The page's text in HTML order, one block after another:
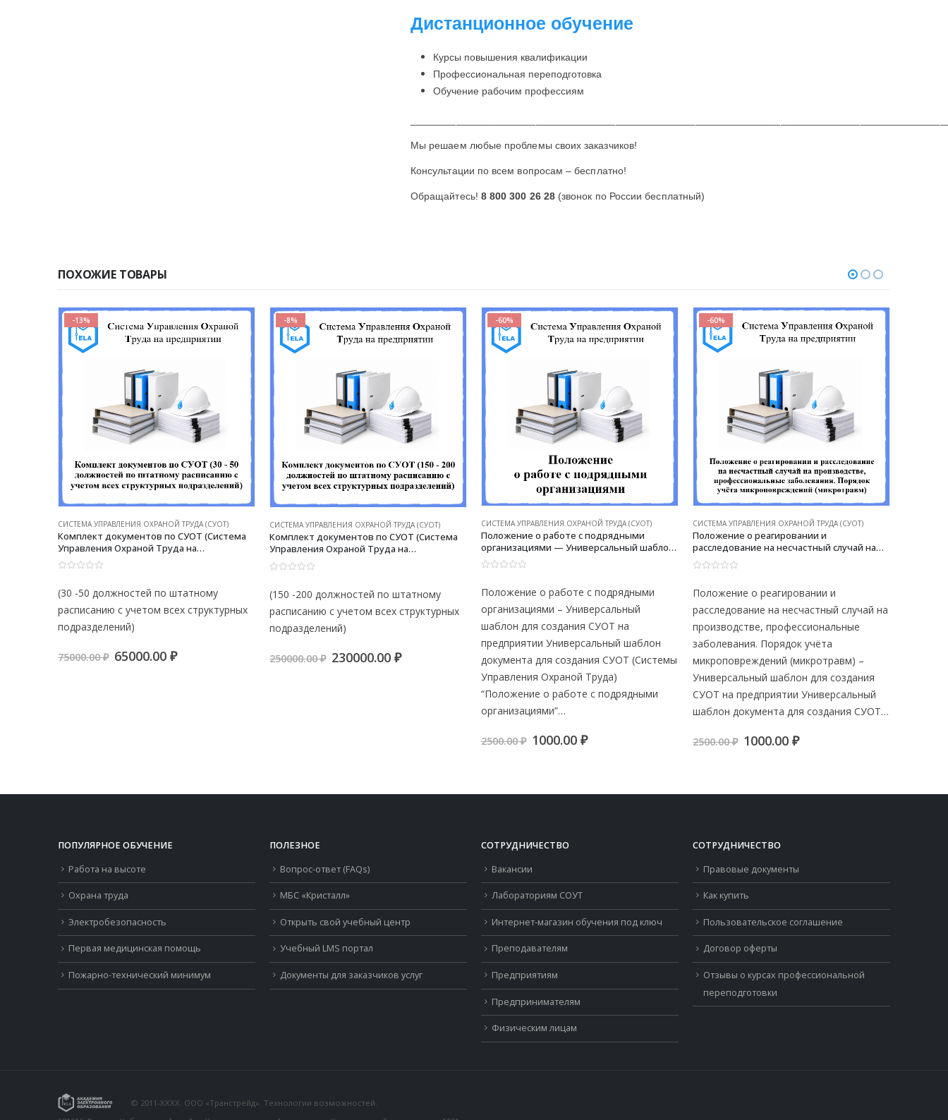
Дистанционное обучение
Курсы повышения квалификации
Профессиональная переподготовка
Обучение рабочим профессиям
Мы решаем любые проблемы своих заказчиков!
Консультации по всем вопросам – бесплатно!
Обращайтесь! 8 800 300 26 28(звонок по России бесплатный)
ПОХОЖИЕ ТОВАРЫ
-13%
СИСТЕМА УПРАВЛЕНИЯ ОХРАНОЙ ТРУДА (СУОТ)
Комплект документов по СУОТ (Система
Управления Охраной Труда на
предприятии) (30 — 50 должностей по
штатному расписанию с учетом всех
(30 -50 должностей по штатному
расписанию с учетом всех структурных
подразделений)
75000.00₽ Первоначальная
65000.00₽Текущая
-8%
СИСТЕМА УПРАВЛЕНИЯ ОХРАНОЙ ТРУДА (СУОТ)
Комплект документов по СУОТ (Система
Управления Охраной Труда на
предприятии) (150 — 200 должностей по
штатному расписанию с учетом всех
(150 -200 должностей по штатному
расписанию с учетом всех структурных
подразделений)
250000.00₽ Первоначальная
230000.00₽Текущая
-60%
СИСТЕМА УПРАВЛЕНИЯ ОХРАНОЙ ТРУДА (СУОТ)
Положение о работе с подрядными
организациями — Универсальный шаблон
для создания СУОТ на предприятии
Положение о работе с подрядными
организациями – Универсальный
шаблон для создания СУОТ на
предприятии Универсальный шаблон
документа для создания СУОТ (Системы
Управления Охраной Труда)
“Положение о работе с подрядными
организациями”…
2500.00₽ Первоначальная
1000.00₽Текущая
-60%
СИСТЕМА УПРАВЛЕНИЯ ОХРАНОЙ ТРУДА (СУОТ)
Положение о реагировании и
расследование на несчастный случай на
производстве, профессиональные
заболевания. Порядок учёта
Универсальный шаблон для создания
СУОТ на предприятии
Положение о реагировании и
расследование на несчастный случай на
производстве, профессиональные
заболевания. Порядок учёта
микроповреждений (микротравм) –
Универсальный шаблон для создания
СУОТ на предприятии Универсальный
шаблон документа для создания СУОТ…
2500.00₽ Первоначальная
1000.00₽Текущая
ПОПУЛЯРНОЕ ОБУЧЕНИЕ
Работа на высоте
Охрана труда
Электробезопасность
Первая медицинская помощь
Пожарно-технический минимум
ПОЛЕЗНОЕ
Вопрос-ответ (FAQs)
МБС «Кристалл»
Открыть свой учебный центр
Учебный LMS портал
Документы для заказчиков услуг
СОТРУДНИЧЕСТВО
Вакансии
Лабораториям СОУТ
Интернет-магазин обучения под ключ
Преподавателям
Предприятиям
Предпринимателям
Физическим лицам
СОТРУДНИЧЕСТВО
Правовые документы
Как купить
Пользовательское соглашение
Договор оферты
Отзывы о курсах профессиональной
переподготовки
© 2011-XXXX. ООО «Транстрейд». Технологии возможностей.